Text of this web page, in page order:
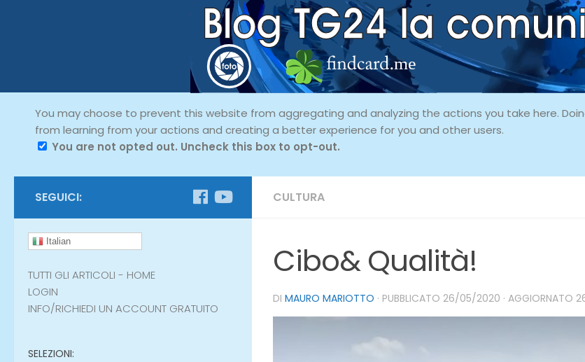
You may choose to prevent this website from aggregating and analyzing the actions you take here.
from learning from your actions and creating a better experience for you and other users.
You are not opted out. Uncheck this box to opt-out.
CULTURA
Cibo& Qualità!
DI MAURO MARIOTTO · PUBBLICATO 26/05/2020 · AGGIORNATO
SEGUICI:
Italian
TUTTI GLI ARTICOLI - HOME
LOGIN
INFO/RICHIEDI UN ACCOUNT GRATUITO
SELEZIONI: